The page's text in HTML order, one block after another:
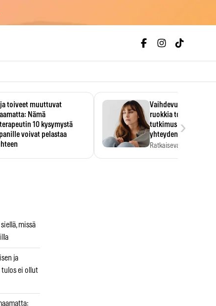
toiveet muuttuvat
Nämä
10 kysymystä
voivat pelastaa
Vaihdevuodet ja
ruokkia toisiaan –
tutkimus paljasti
yhteyden
Ratkaiseva tekijä ei
›
missä
ja
ei ollut